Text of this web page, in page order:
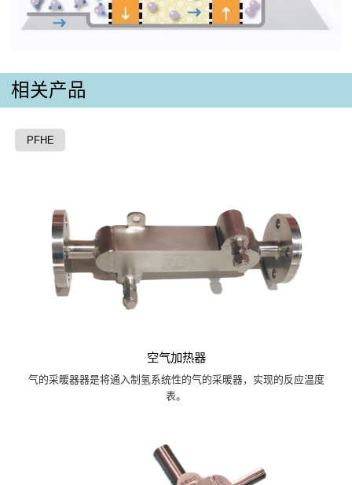
相关产品
PFHE
空气加热器
气的采暖器器是将通入制氢系统性的气的采暖器，实现的反应温度
表。